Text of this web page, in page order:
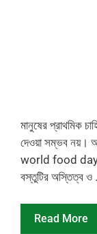
মানুষের প্রাথমিক
দেওয়া সম্ভব নয়।
world food day
বস্তুটির অস্তিত্ব ও
Read More